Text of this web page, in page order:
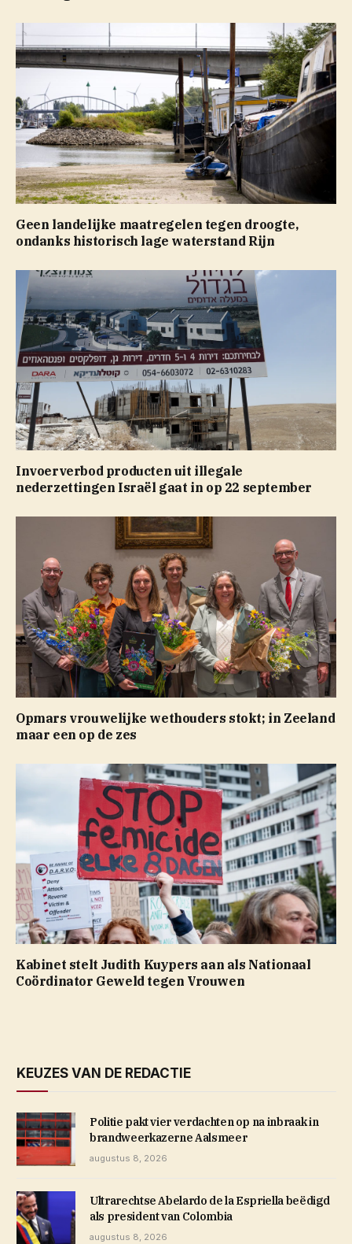
Geen landelijke maatregelen tegen droogte,
ondanks historisch lage waterstand Rijn
Invoerverbod producten uit illegale
nederzettingen Israël gaat in op 22 september
Opmars vrouwelijke wethouders stokt; in Zeeland
maar een op de zes
Kabinet stelt Judith Kuypers aan als Nationaal
Coördinator Geweld tegen Vrouwen
KEUZES VAN DE REDACTIE
Politie pakt vier verdachten op na inbraak in
brandweerkazerne Aalsmeer
augustus 8, 2026
Ultrarechtse Abelardo de la Espriella beëdigd
als president van Colombia
augustus 8, 2026